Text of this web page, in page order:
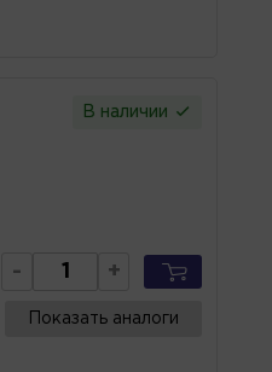
В наличии
- +
Показать аналоги